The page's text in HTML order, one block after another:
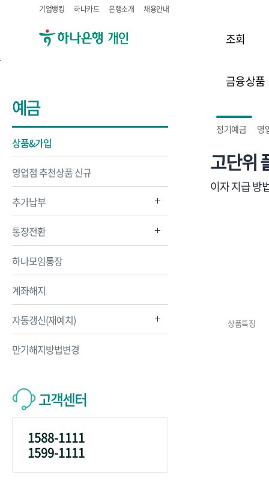
기업뱅킹 하나카드 은행소개 채용안내
조회
금융상품
예금
상품&가입
영업점 추천상품 신규
추가납부
통장전환
하나모임통장
계좌해지
자동갱신(재예치)
만기해지방법변경
고객센터
1588-1111
1599-1111
정기예금 영
고단위
이자 지급 방
상품특징